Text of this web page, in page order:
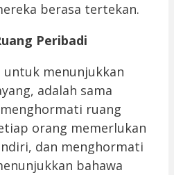
berasa tertekan.
Peribadi
menunjukkan
adalah sama
ruang
orang memerlukan
dan menghormati
bahawa